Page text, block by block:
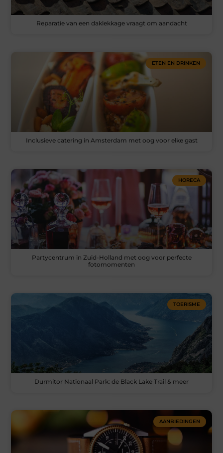
Reparatie van een daklekkage vraagt om aandacht
ETEN EN DRINKEN
Inclusieve catering in Amsterdam met oog voor elke gast
HORECA
Partycentrum in Zuid-Holland met oog voor perfecte
fotomomenten
TOERISME
Durmitor Nationaal Park: de Black Lake Trail & meer
AANBIEDINGEN